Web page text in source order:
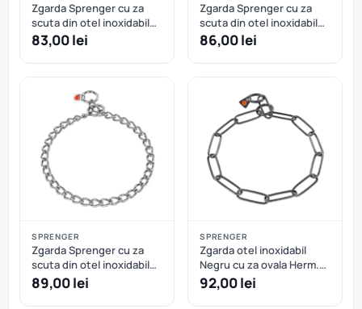
Zgarda Sprenger cu za
scuta din otel inoxidabil
cu fir 3.0 mm - 55 cm
83,00 lei
Zgarda Sprenger cu za
scuta din otel inoxidabil
cu fir 3.0 mm - 60 cm
86,00 lei
SPRENGER
Zgarda Sprenger cu za
scuta din otel inoxidabil
cu fir 3.0 mm - 65 cm
89,00 lei
SPRENGER
Zgarda otel inoxidabil
Negru cu za ovala Herm.
Sprenger - 57 cm
92,00 lei